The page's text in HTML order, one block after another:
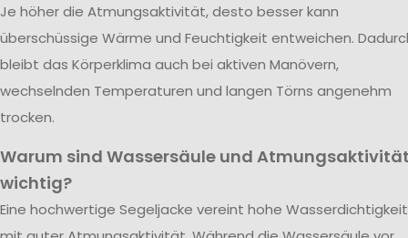
Je höher die Atmungsaktivität, desto besser kann
überschüssige Wärme und Feuchtigkeit entweichen.
bleibt das Körperklima auch bei aktiven Manövern,
wechselnden Temperaturen und langen Törns angenehm
trocken.
Warum sind Wassersäule und
wichtig?
Eine hochwertige Segeljacke vereint hohe Wasserdichtigkeit